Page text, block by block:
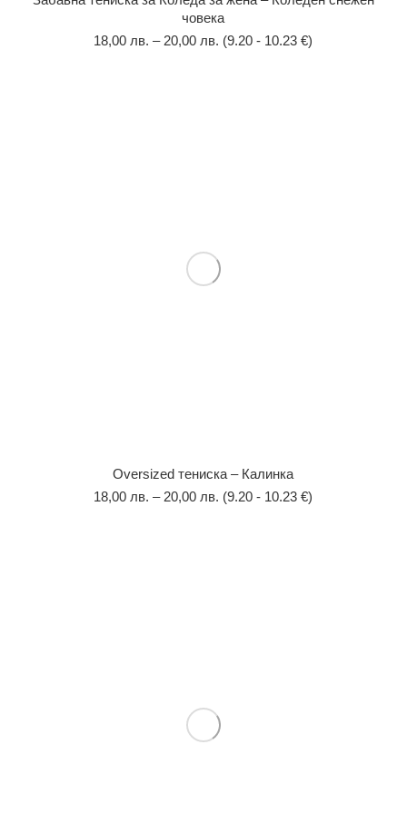
човека
18,00 лв. – 20,00 лв. (9.20 - 10.23 €)
Оversized тениска – Калинка
18,00 лв. – 20,00 лв. (9.20 - 10.23 €)